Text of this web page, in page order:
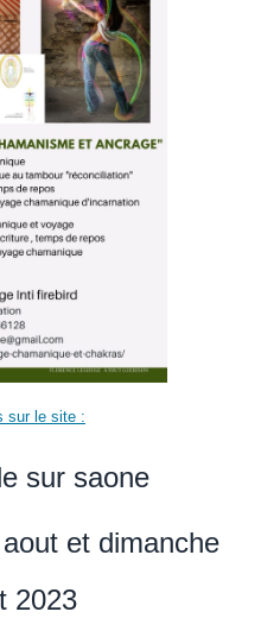
sur le site :
sur saone
et dimanche
2023